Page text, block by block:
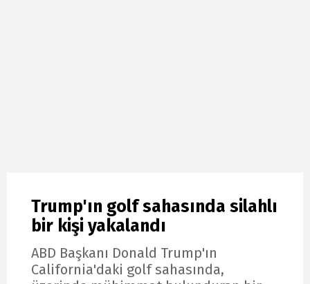
Trump'ın golf sahasında silahlı
bir kişi yakalandı
ABD Başkanı Donald Trump'ın
California'daki golf sahasında,